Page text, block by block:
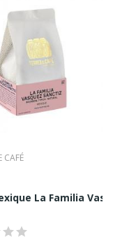
plus dense, une
une
lots
et vifs, d’autres
aromatique,
notes florales,
Terres...
CAFÉ
La Familia